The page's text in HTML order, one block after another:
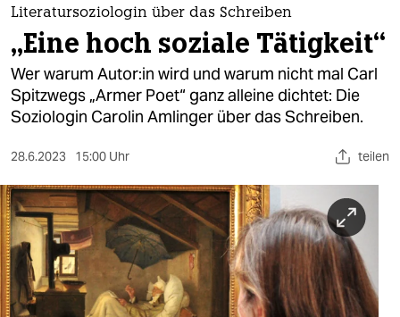
themen
politik
öko
gesellschaft
sport
berlin
nord
Literatursoziologin über das Schreiben
„Eine hoch soziale Tätigkeit“
Wer warum Au­to­r:in wird und warum nicht mal Carl
Spitzwegs „Armer Poet“ ganz alleine dichtet: Die
Soziologin Carolin Amlinger über das Schreiben.
28.6.2023 15:00 Uhr teilen